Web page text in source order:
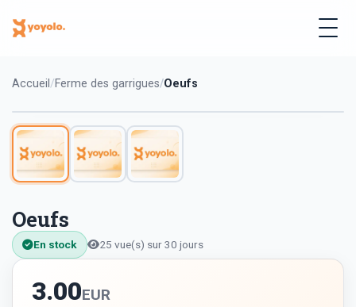
Accueil Ferme des garrigues Oeufs
Oeufs
En stock 25 vue(s) sur 30 jours
3.00EUR